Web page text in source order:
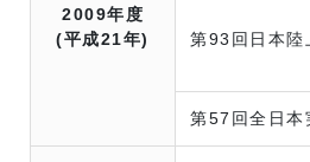
2009年度
(平成21年)
第93回日本陸
第57回全日本